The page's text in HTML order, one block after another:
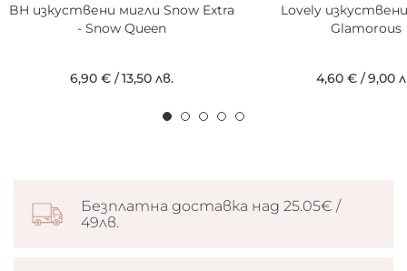
BH изкуствени мигли Snow Extra
- Snow Queen
6,90 € /13,50 лв.
Lovely
Glamorous
4,60 €/9,00
Безплатна доставка над 25.05€ /
49лв.